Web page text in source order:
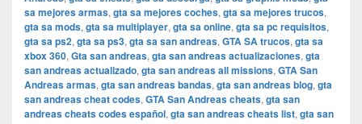
sa mejores armas, gta sa mejores coches, gta sa mejores trucos,
gta sa mods, gta sa multiplayer, gta sa online, gta sa pc requisitos,
gta sa ps2, gta sa ps3, gta sa san andreas, GTA SA trucos, gta sa
xbox 360, Gta san andreas, gta san andreas actualizaciones, gta
san andreas actualizado, gta san andreas all missions, GTA San
Andreas armas, gta san andreas bandas, gta san andreas blog, gta
san andreas cheat codes, GTA San Andreas cheats, gta san
andreas cheats codes español, gta san andreas cheats list, gta san